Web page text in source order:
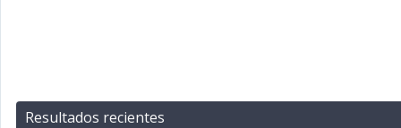
Resultados recientes